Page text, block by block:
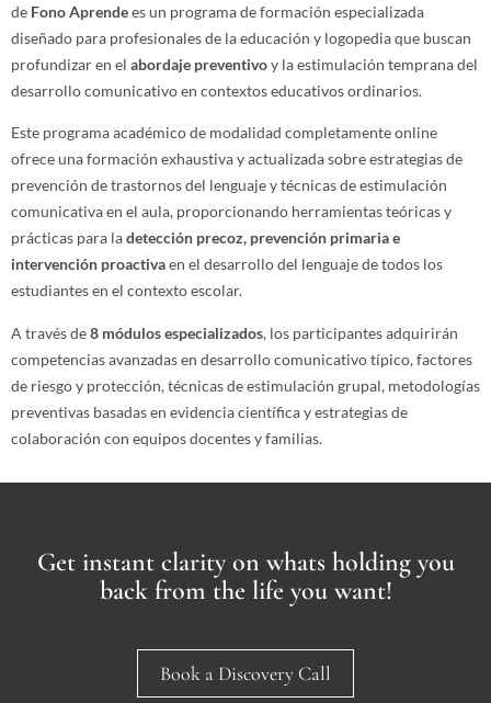
de Fono Aprendees un programa de formación especializada
diseñado para profesionales de la educación y logopedia que buscan
profundizar en el abordaje preventivoy la estimulación temprana del
desarrollo comunicativo en contextos educativos ordinarios.
Este programa académico de modalidad completamente online
ofrece una formación exhaustiva y actualizada sobre estrategias de
prevención de trastornos del lenguaje y técnicas de estimulación
comunicativa en el aula, proporcionando herramientas teóricas y
prácticas para ladetección precoz, prevención primaria e
intervención proactivaen el desarrollo del lenguaje de todos los
estudiantes en el contexto escolar.
A través de8 módulos especializados, los participantes adquirirán
competencias avanzadas en desarrollo comunicativo típico, factores
de riesgo y protección, técnicas de estimulación grupal, metodologías
preventivas basadas en evidencia científica y estrategias de
colaboración con equipos docentes y familias.
Get instant clarity on whats holding you
back from the life you want!
Book a Discovery Call